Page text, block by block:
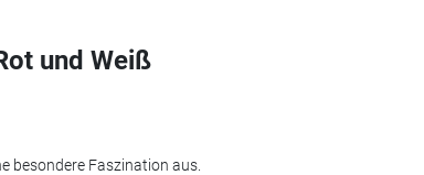
und Weiß
besondere Faszination aus.